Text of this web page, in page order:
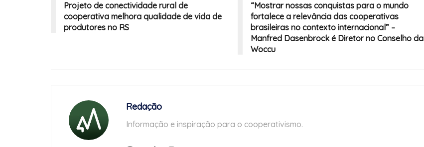
Projeto de conectividade rural de
cooperativa melhora qualidade de vida de
produtores no RS
“Mostrar nossas conquistas para o mundo
fortalece a relevância das cooperativas
brasileiras no contexto internacional” –
Manfred Dasenbrock é Diretor no Conselho da
Woccu
Redação
Informação e inspiração para o cooperativismo.